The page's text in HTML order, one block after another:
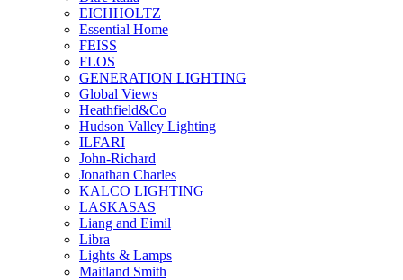
EICHHOLTZ
Essential Home
FEISS
FLOS
GENERATION LIGHTING
Global Views
Heathfield&Co
Hudson Valley Lighting
ILFARI
John-Richard
Jonathan Charles
KALCO LIGHTING
LASKASAS
Liang and Eimil
Libra
Lights & Lamps
Maitland Smith